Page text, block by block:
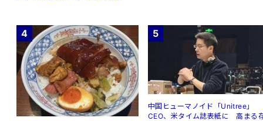
4 5
中国ヒューマノイド「Unitree」
CEO、米タイム誌表紙に 高まる